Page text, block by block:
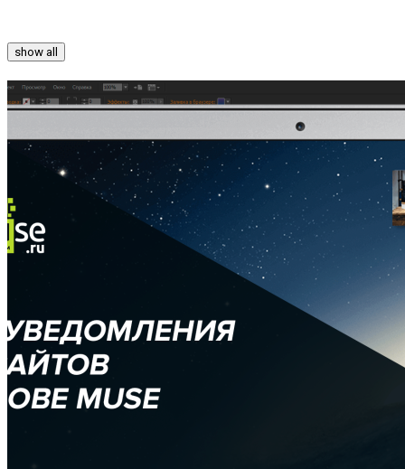
WEBFOLIO
Платные шаблоны
RAY BAN
COCO STUDIO
MONOPOD
show all